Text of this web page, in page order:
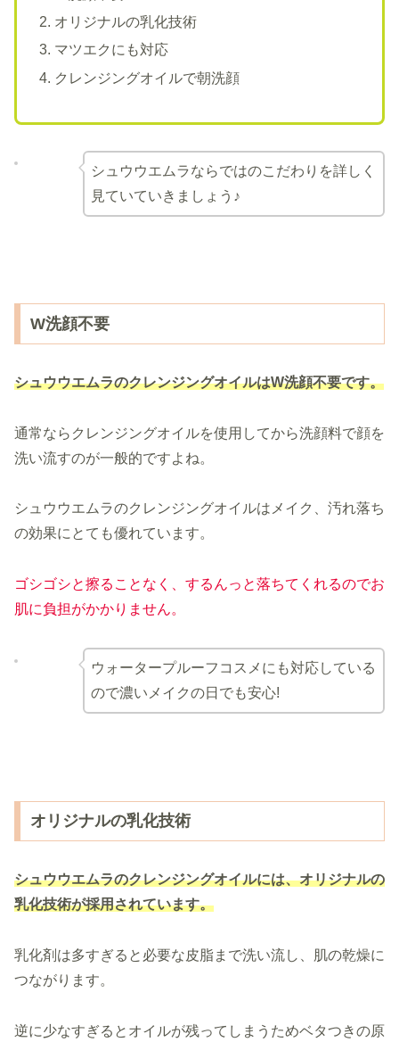
オリジナルの乳化技術
マツエクにも対応
クレンジングオイルで朝洗顔
シュウウエムラならではのこだわりを詳しく
見ていていきましょう♪
W洗顔不要
シュウウエムラのクレンジングオイルはW洗顔不要です。
通常ならクレンジングオイルを使用してから洗顔料で顔を
洗い流すのが一般的ですよね。
シュウウエムラのクレンジングオイルはメイク、汚れ落ち
の効果にとても優れています。
ゴシゴシと擦ることなく、するんっと落ちてくれるのでお
肌に負担がかかりません。
ウォータープルーフコスメにも対応している
ので濃いメイクの日でも安心!
オリジナルの乳化技術
シュウウエムラのクレンジングオイルには、オリジナルの
乳化技術が採用されています。
乳化剤は多すぎると必要な皮脂まで洗い流し、肌の乾燥に
つながります。
逆に少なすぎるとオイルが残ってしまうためベタつきの原